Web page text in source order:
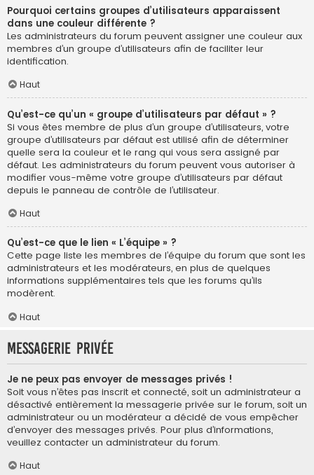
Pourquoi certains groupes d’utilisateurs apparaissent
dans une couleur différente ?
Les administrateurs du forum peuvent assigner une couleur aux
membres d’un groupe d’utilisateurs afin de faciliter leur
identification.
Haut
Qu’est-ce qu’un « groupe d’utilisateurs par défaut » ?
Si vous êtes membre de plus d’un groupe d’utilisateurs, votre
groupe d’utilisateurs par défaut est utilisé afin de déterminer
quelle sera la couleur et le rang qui vous sera assigné par
défaut. Les administrateurs du forum peuvent vous autoriser à
modifier vous-même votre groupe d’utilisateurs par défaut
depuis le panneau de contrôle de l’utilisateur.
Haut
Qu’est-ce que le lien « L’équipe » ?
Cette page liste les membres de l’équipe du forum que sont les
administrateurs et les modérateurs, en plus de quelques
informations supplémentaires tels que les forums qu’ils
modèrent.
Haut
Messagerie privée
Je ne peux pas envoyer de messages privés !
Soit vous n’êtes pas inscrit et connecté, soit un administrateur a
désactivé entièrement la messagerie privée sur le forum, soit un
administrateur ou un modérateur a décidé de vous empêcher
d’envoyer des messages privés. Pour plus d’informations,
veuillez contacter un administrateur du forum.
Haut